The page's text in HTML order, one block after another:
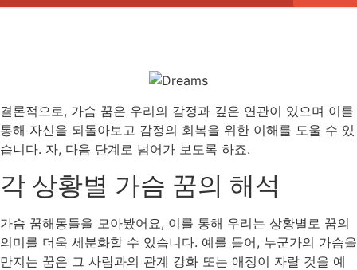
결론적으로, 가슴 꿈은 우리의 감정과 깊은 연관이 있으며 이를
통해 자신을 되돌아보고 감정의 회복을 위한 이해를 도울 수 있
습니다. 자, 다음 단계로 넘어가 보도록 하죠.
각 상황별 가슴 꿈의 해석
가슴 꿈해몽들을 모아봤어요, 이를 통해 우리는 상황별로 꿈의
의미를 더욱 세분화할 수 있습니다. 예를 들어, 누군가의 가슴을
만지는 꿈은 그 사람과의 관계 강화 또는 애정이 자랄 것을 예